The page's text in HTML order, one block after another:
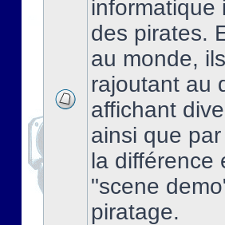
informatique
des pirates.
au monde,
rajoutant au
affichant
ainsi que
la différence
"scene
piratage.